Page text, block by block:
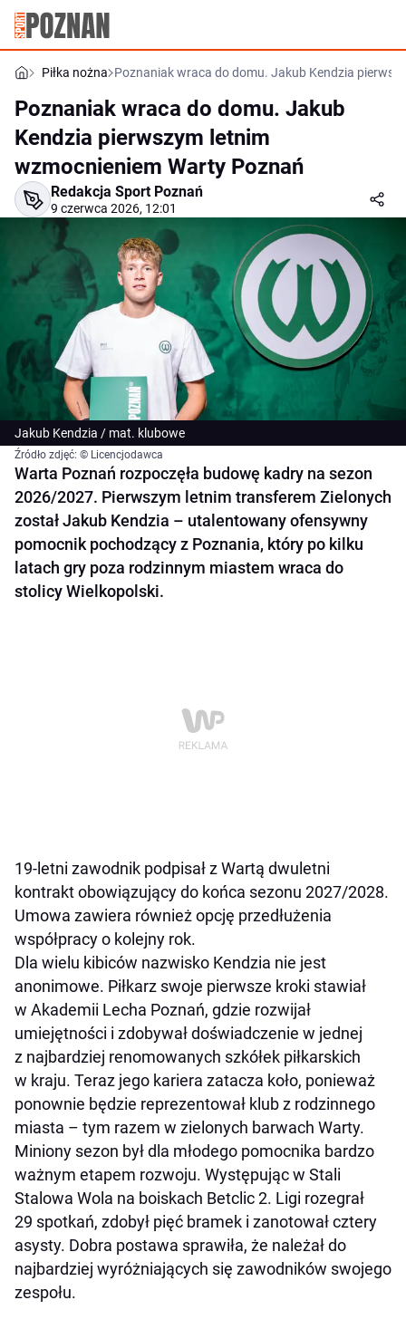
Piłka nożna Poznaniak wraca do domu. Jakub Kendzia
Poznaniak wraca do domu. Jakub
Kendzia pierwszym letnim
wzmocnieniem Warty Poznań
Redakcja Sport Poznań
9 czerwca 2026, 12:01
Jakub Kendzia / mat. klubowe
Źródło zdjęć: © Licencjodawca
Warta Poznań rozpoczęła budowę kadry na sezon
2026/2027. Pierwszym letnim transferem Zielonych
został Jakub Kendzia – utalentowany ofensywny
pomocnik pochodzący z Poznania, który po kilku
latach gry poza rodzinnym miastem wraca do
stolicy Wielkopolski.
19-letni zawodnik podpisał z Wartą dwuletni
kontrakt obowiązujący do końca sezonu 2027/2028.
Umowa zawiera również opcję przedłużenia
współpracy o kolejny rok.
Dla wielu kibiców nazwisko Kendzia nie jest
anonimowe. Piłkarz swoje pierwsze kroki stawiał
w Akademii Lecha Poznań, gdzie rozwijał
umiejętności i zdobywał doświadczenie w jednej
z najbardziej renomowanych szkółek piłkarskich
w kraju. Teraz jego kariera zatacza koło, ponieważ
ponownie będzie reprezentował klub z rodzinnego
miasta – tym razem w zielonych barwach Warty.
Miniony sezon był dla młodego pomocnika bardzo
ważnym etapem rozwoju. Występując w Stali
Stalowa Wola na boiskach Betclic 2. Ligi rozegrał
29 spotkań, zdobył pięć bramek i zanotował cztery
asysty. Dobra postawa sprawiła, że należał do
najbardziej wyróżniających się zawodników swojego
zespołu.